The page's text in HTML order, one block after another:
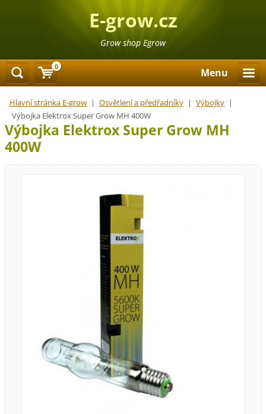
E-grow.cz
Grow shop Egrow
Menu
Hlavní stránka E-grow | Osvětlení a předřadníky | Výbojky |
Výbojka Elektrox Super Grow MH 400W
Výbojka Elektrox Super Grow MH
400W
0